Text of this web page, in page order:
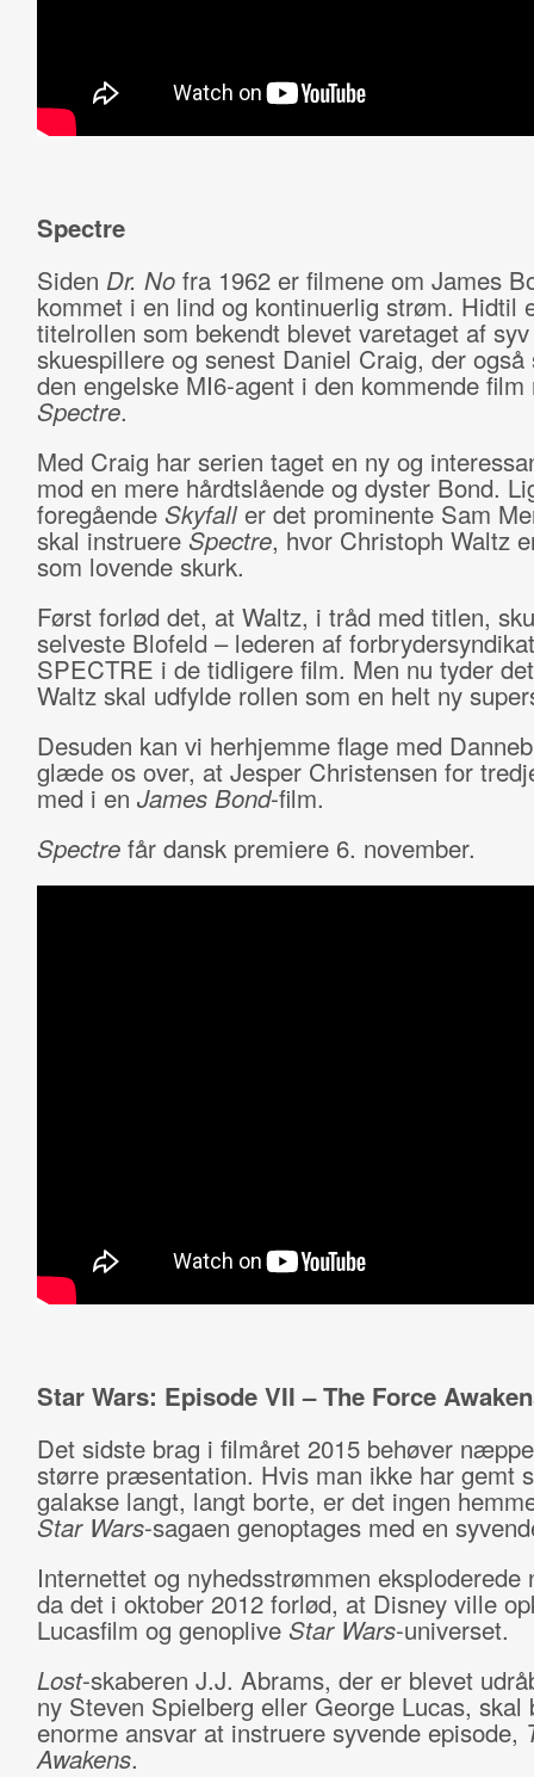
Spectre
Siden Dr. Nofra 1962 er filmene om James
kommet i en lind og kontinuerlig strøm. Hidtil
titelrollen som bekendt blevet varetaget af
skuespillere og senest Daniel Craig, der også
den engelske MI6-agent i den kommende
Spectre.
Med Craig har serien taget en ny og
mod en mere hårdtslående og dyster Bond.
foregående Skyfaller det prominente Sam
skal instruere Spectre, hvor Christoph Waltz
som lovende skurk.
Først forlød det, at Waltz, i tråd med titlen,
selveste Blofeld – lederen af
SPECTRE i de tidligere film. Men nu tyder
Waltz skal udfylde rollen som en helt ny
Desuden kan vi herhjemme flage med
glæde os over, at Jesper Christensen for
med i en James Bond-film.
Spectre får dansk premiere 6. november.
Star Wars: Episode VII – The Force
Det sidste brag i filmåret 2015 behøver
større præsentation. Hvis man ikke har gemt
galakse langt, langt borte, er det ingen
Star Wars-sagaen genoptages med en
Internettet og nyhedsstrømmen
da det i oktober 2012 forlød, at Disney ville
Lucasfilm og genoplive Star Wars-universet.
Lost-skaberen J.J. Abrams, der er blevet
ny Steven Spielberg eller George Lucas,
enorme ansvar at instruere syvende episode,
Awakens.